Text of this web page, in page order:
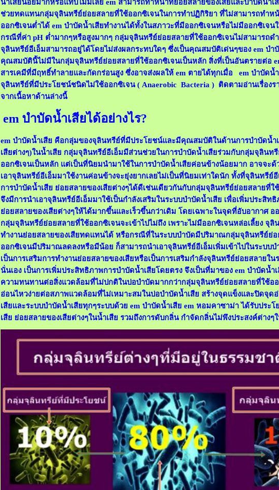
น้ำเสียน้อยมากหรือแทบไม่มีเลย em สามารถทำหน้าที่ย่อยสลายของเสียและบำบัดน้ำเ
ช่วยทดแทนกลุ่มจุลินทรีย์ย่อยสลายที่ใช้ออกซิเจนในการทำปฏิกิริยา ที่ไม่สามารถทำห
ออกซิเจนต่ำได้ em บำบัดน้ำเสียทำงานได้ทั้งในสภาวะที่มีออกซิเจนหรือไม่มีออกซิเจน
กรณีที่ค่า pH ต่ำมากๆหรือสูงมากๆ กลุ่มจุลินทรีย์ย่อยสลายที่ใช้ออกซิเจนไม่สามารถด
จุลินทรีย์อีเอ็มสามารถอยู่ได้โดยไม่ส่งผลกระทบใดๆ ซึ่งเป็นคุณสมบัติเด่นๆของ em บำ
คุณสมบัตินี้ไม่มีในกลุ่มจุลินทรีย์ย่อยสลายที่ใช้ออกซิเจนเป็นหลัก สิ่งที่เป็นอันตรายต่อ
สารเคมีที่มีฤทธิ์ทำลายและกัดกร่อนสูง ซึ่งอาจส่งผลให้ em ตายได้ทุกเมื่อ em บำบัดน้
จุลินทรีย์ที่มีประโยชน์ชนิดไม่ใช้ออกซิเจน ( Anaerobic Bacteria ) ติดตามอ่านเรื่องร
จากเนื้อหาด้านล่างนี้
em บำบัดน้ำเสียได้อย่างไร?
em บำบัดน้ำเสีย คือกลุ่มของจุลินทรีย์ที่มีประโยชน์และมีคุณสมบัติในด้านการบำบัดน้ำ
เสียต่างๆ)ในน้ำเสีย กลุ่มจุลินทรีย์อีเอ็มมีส่วนช่วยในการบำบัดน้ำเสียร่วมกับกลุ่มจุลินท
ออกซิเจนเป็นหลัก แต่เป็นที่นิยมนำมาใช้ในการบำบัดน้ำเสียค่อนข้างน้อยมาก อาจจะ
เอาจุลินทรีย์อีเอ็มมาใช้งานค่อนข้างจะยุ่งยากเลยไม่เป็นที่นิยมเท่าใดนัก ทั้งที่จุลินทรี
การบำบัดน้ำเสีย ย่อยสลายของเสียต่างๆได้ดีเช่นเดียวกันกับกลุ่มจุลินทรีย์ย่อยสลายที่
จึงมีการนำเอาจุลินทรีย์อีเอ็มมาใช้เป็นกำลังเสริมในระบบบำบัดน้ำเสีย เพื่อเพิ่มประสิท
ย่อยสลายของเสียต่างๆให้ได้มากขึ้นและเร็วขึ้นกว่าเดิม โดยเฉพาะในจุดที่อับอากาศ อ
กลุ่มจุลินทรีย์ย่อยสลายที่ใช้ออกซิเจนจะเข้าไปไม่ถึง เพราะไม่มีออกซิเจนหล่อเลี้ยง จุลิ
ทำงานย่อยสลายของเสียทดแทนได้ หรือกรณีที่ในระบบบำบัดมีปริมาณกลุ่มจุลินทรีย์ย่อ
ออกซิเจนมีปริมาณลดลงหรือมีน้อย ก็สามารถนำเอาจุลินทรีย์อีเอ็มเพิ่มเข้าไปในระบบ
เป็นการเสริมการทำงานย่อยสลายของเสียหรือเป็นการเสริมกำลังจุลินทรีย์ย่อยสลายใ
นั่นเอง เป็นการเพิ่มประสิทธิภาพการบำบัดน้ำเสียโดยตรง จึงเป็นที่มาของ em บำบัดน้ำ
ความทนทานต่อสิ่งแวดล้อมที่ไม่ปกติในบ่อบำบัดมากกว่ากลุ่มจุลินทรีย์ย่อยสลายที่ใช้อ
อ่อนไหวง่ายต่อสภาพแวดล้อมที่ไม่เหมาะสมในบ่อบำบัดน้ำเสีย สร้างจุดแข็งและปิดจุด
เสียและระบบบำบัดน้ำเสียทุกๆระบบด้วย em บำบัดน้ำเสีย em หอมคาซาม่า ได้รับประ
เสีย ย่อยสลายของเสียต่างๆในน้ำเสีย รวมถึงการดับกลิ่น กำจัดกลิ่นไม่พึงประสงค์ต่างๆ